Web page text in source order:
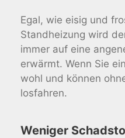
Egal, wie eisig und
Standheizung wird
immer auf eine
erwärmt. Wenn Sie
wohl und können
losfahren.
Weniger